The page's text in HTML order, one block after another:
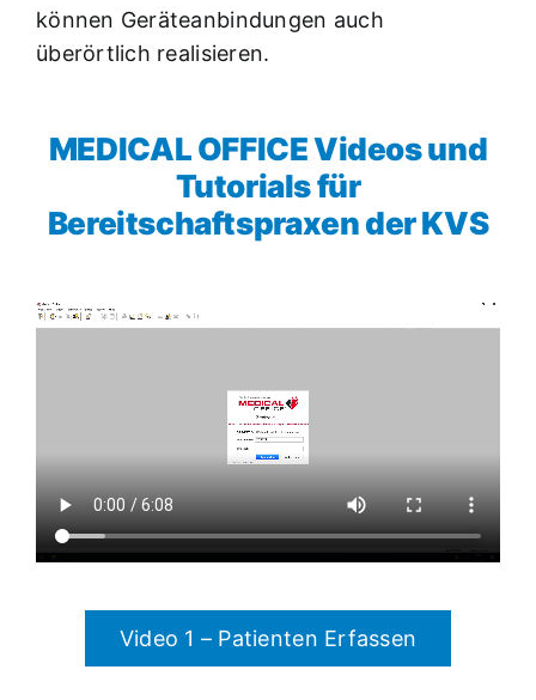
können Geräteanbindungen auch
überörtlich realisieren.
MEDICAL OFFICE Videos und
Tutorials für
Bereitschaftspraxen der KVS
Video 1 – Patienten Erfassen